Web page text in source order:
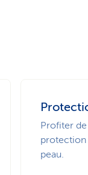
Profiter de
protection
peau.